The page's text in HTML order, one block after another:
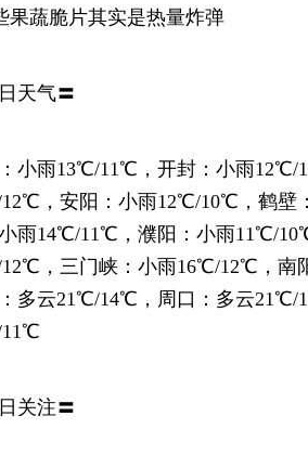
果蔬脆片其实是热量炸弹
天气〓
小雨13℃/11℃，开封：小雨
，安阳：小雨12℃/10℃，鹤壁
雨14℃/11℃，濮阳：小雨11℃/
，三门峡：小雨16℃/12℃，南
多云21℃/14℃，周口：多云
关注〓